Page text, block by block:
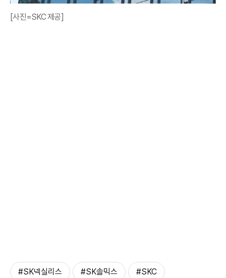
[사진=SKC 제공]
#SK넥실리스 #SK솔믹스 #SKC